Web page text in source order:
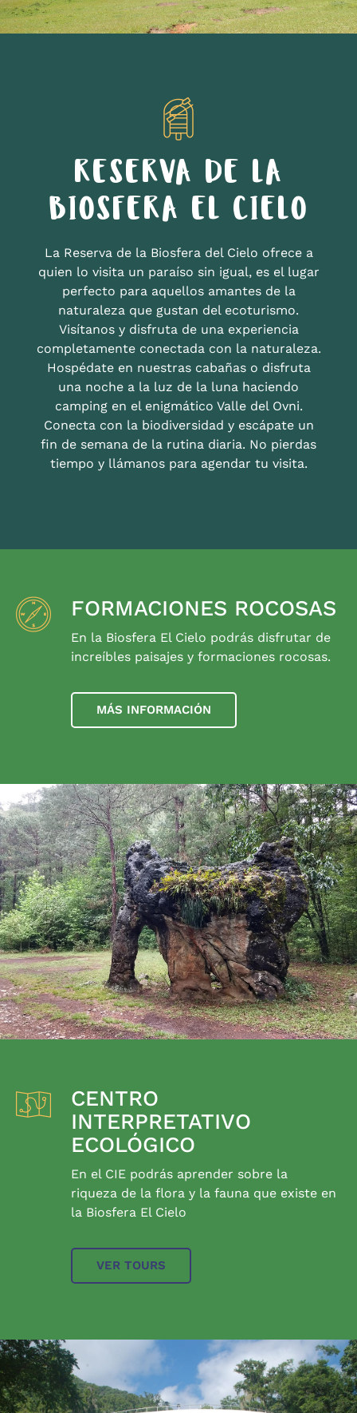
RESERVA DE LA
BIOSFERA EL CIELO
La Reserva de la Biosfera del Cielo ofrece a
quien lo visita un paraíso sin igual, es el lugar
perfecto para aquellos amantes de la
naturaleza que gustan del ecoturismo.
Visítanos y disfruta de una experiencia
completamente conectada con la naturaleza.
Hospédate en nuestras cabañas o disfruta
una noche a la luz de la luna haciendo
camping en el enigmático Valle del Ovni.
Conecta con la biodiversidad y escápate un
fin de semana de la rutina diaria. No pierdas
tiempo y llámanos para agendar tu visita.
FORMACIONES ROCOSAS
En la Biosfera El Cielo podrás disfrutar de
increíbles paisajes y formaciones rocosas.
MÁS INFORMACIÓN
CENTRO
INTERPRETATIVO
ECOLÓGICO
En el CIE podrás aprender sobre la
riqueza de la flora y la fauna que existe en
la Biosfera El Cielo
VER TOURS